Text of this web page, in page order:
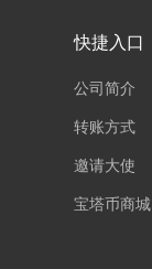
快捷入口
公司简介
转账方式
邀请大使
宝塔币商城